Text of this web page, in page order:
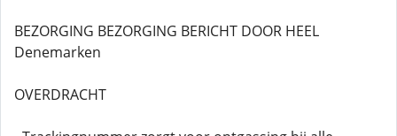
BEZORGING BEZORGING BERICHT DOOR HEEL
Denemarken
OVERDRACHT